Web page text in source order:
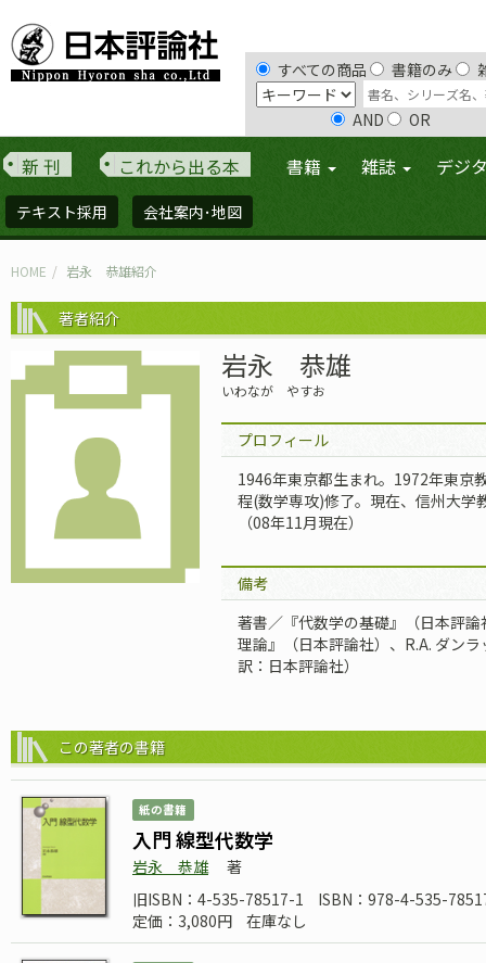
すべての商品 書籍のみ
AND OR
新 刊 これから出る本 書籍 雑誌 デジ
テキスト採用 会社案内･地図
HOME 岩永 恭雄紹介
著者紹介
岩永 恭雄
いわなが やすお
プロフィール
1946年東京都生まれ。1972年東京
程(数学専攻)修了。現在、信州大学
（08年11月現在）
備考
著書／『代数学の基礎』（日本評
理論』（日本評論社）、R.A. ダン
訳：日本評論社）
この著者の書籍
紙の書籍
入門 線型代数学
岩永 恭雄
著
旧ISBN：4-535-78517-1
ISBN：978-4-535-
定価：3,080円
在庫なし